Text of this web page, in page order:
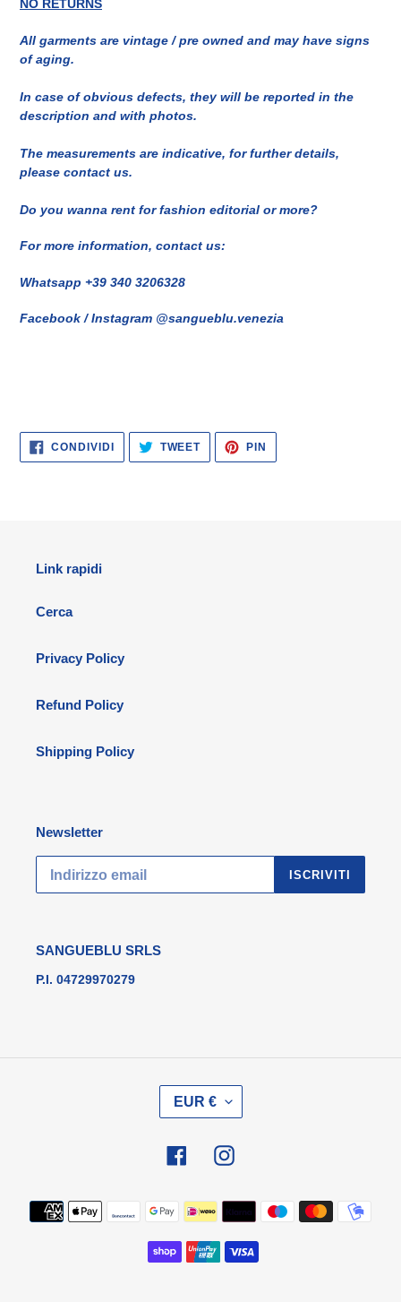
NO RETURNS
All garments are vintage / pre owned and may have signs
of aging.
In case of obvious defects, they will be reported in the
description and with photos.
The measurements are indicative, for further details,
please contact us.
Do you wanna rent for fashion editorial or more?
For more information, contact us:
Whatsapp +39 340 3206328
Facebook / Instagram @sangueblu.venezia
CONDIVIDI CONDIVIDI
FACEBOOK
TWEETTWITTA
TWITTER
PIN
PINTEREST
Link rapidi
Cerca
Privacy Policy
Refund Policy
Shipping Policy
Newsletter
ISCRIVITI
SANGUEBLU SRLS
P.I. 04729970279
V
U
T
EUR €
FacebookInstagram
Metodi
di
pagamento